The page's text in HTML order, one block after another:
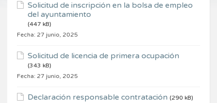
Solicitud de inscripción en la bolsa de empleo
del ayuntamiento
(447 kB)
Fecha: 27 junio, 2025
Solicitud de licencia de primera ocupación
(343 kB)
Fecha: 27 junio, 2025
Declaración responsable contratación (290 kB)